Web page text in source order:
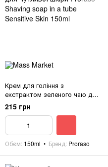
Крем для гоління з
екстрактом зеленого чаю для
чутливої шкіри Proraso
Shaving soap in a tube Sensitive
Skin 150ml
215 грн
Обєм 150ml Бренд Proraso